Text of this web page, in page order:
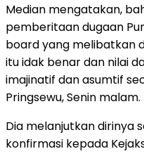
Median mengatakan,
pemberitaan dugaan
board yang melibatkan
itu idak benar dan nilai
imajinatif dan asumtif
Pringsewu, Senin malam.
Dia melanjutkan dirinya
konfirmasi kepada